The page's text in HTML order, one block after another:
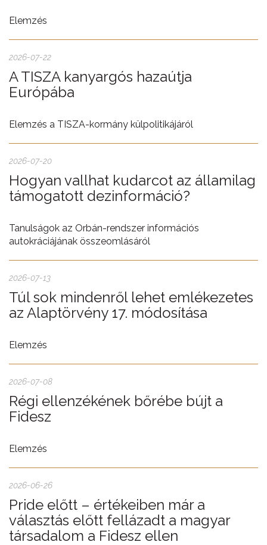
Elemzés
2026-07-22
A TISZA kanyargós hazaútja
Európába
Elemzés a TISZA-kormány külpolitikájáról
2026-07-20
Hogyan vallhat kudarcot az államilag
támogatott dezinformáció?
Tanulságok az Orbán-rendszer információs
autokráciájának összeomlásáról
2026-07-13
Túl sok mindenről lehet emlékezetes
az Alaptörvény 17. módosítása
Elemzés
2026-07-08
Régi ellenzékének bőrébe bújt a
Fidesz
Elemzés
2026-06-26
Pride előtt – értékeiben már a
választás előtt fellázadt a magyar
társadalom a Fidesz ellen